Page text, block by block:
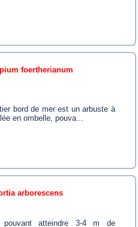
foertherianum
bord de mer est un arbuste à
en ombelle, pouva...
arborescens